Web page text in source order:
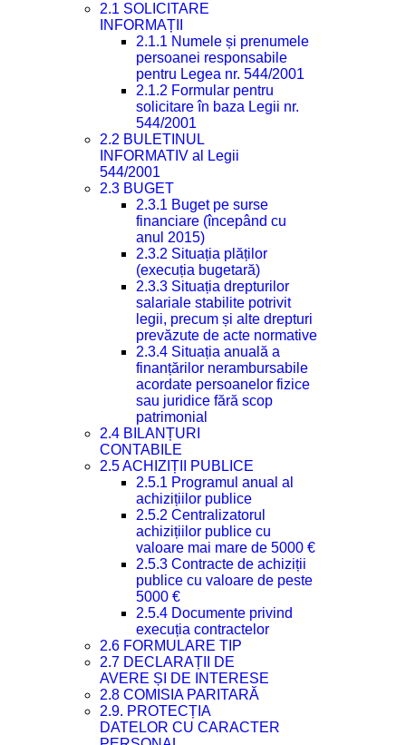
2.1 SOLICITARE
INFORMAȚII
2.1.1 Numele și prenumele
persoanei responsabile
pentru Legea nr. 544/2001
2.1.2 Formular pentru
solicitare în baza Legii nr.
544/2001
2.2 BULETINUL
INFORMATIV al Legii
544/2001
2.3 BUGET
2.3.1 Buget pe surse
financiare (începând cu
anul 2015)
2.3.2 Situația plăților
(execuția bugetară)
2.3.3 Situația drepturilor
salariale stabilite potrivit
legii, precum și alte drepturi
prevăzute de acte normative
2.3.4 Situația anuală a
finanțărilor nerambursabile
acordate persoanelor fizice
sau juridice fără scop
patrimonial
2.4 BILANȚURI
CONTABILE
2.5 ACHIZIȚII PUBLICE
2.5.1 Programul anual al
achizițiilor publice
2.5.2 Centralizatorul
achizițiilor publice cu
valoare mai mare de 5000 €
2.5.3 Contracte de achiziții
publice cu valoare de peste
5000 €
2.5.4 Documente privind
execuția contractelor
2.6 FORMULARE TIP
2.7 DECLARAȚII DE
AVERE ȘI DE INTERESE
2.8 COMISIA PARITARĂ
2.9. PROTECȚIA
DATELOR CU CARACTER